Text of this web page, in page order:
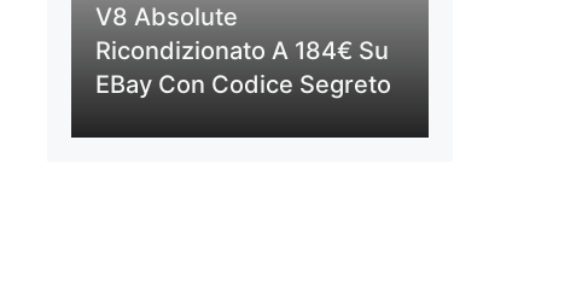
V8 Absolute
Ricondizionato A 184€ Su
EBay Con Codice Segreto